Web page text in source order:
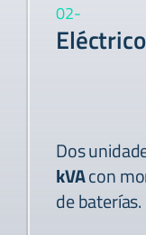
02-
Eléctrico
Dos
kVAcon
de baterías.